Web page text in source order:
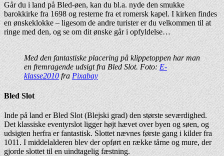
Går du i land på Bled-øen, kan du bl.a. nyde den smukke
barokkirke fra 1698 og resterne fra et romersk kapel. I kirken findes
en ønskeklokke – ligesom de andre turister er du velkommen til at
ringe med den, og se om dit ønske går i opfyldelse…
Med den fantastiske placering på klippetoppen har man
en fremragende udsigt fra Bled Slot. Foto:E-
klasse2010 fraPixabay
Bled Slot
Inde på land er Bled Slot (Blejski grad) den største seværdighed.
Det klassiske eventyrslot ligger højt hævet over byen og søen, og
udsigten herfra er fantastisk. Slottet nævnes første gang i kilder fra
1011. I middelalderen blev der opført en række tårne og mure, der
gjorde slottet til en uindtagelig fæstning.